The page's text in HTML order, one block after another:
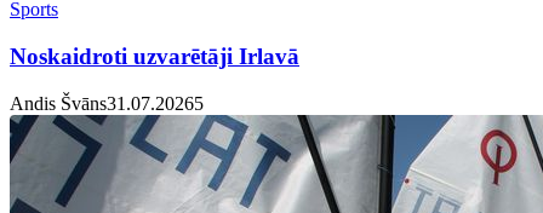
Sports
Noskaidroti uzvarētāji Irlavā
Andis Švāns31.07.20265